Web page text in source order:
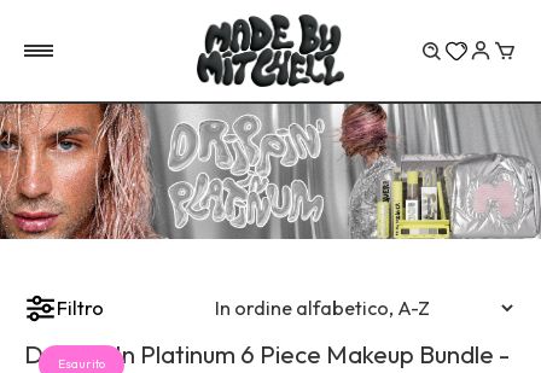
Filtro
Drippin' In Platinum 6 Piece Makeup Bundle -
Esaurito